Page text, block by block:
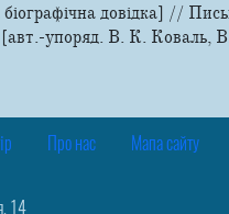
довідка] //
/ [авт.-­упоряд. В. К.
Про нас Мапа сайту
14